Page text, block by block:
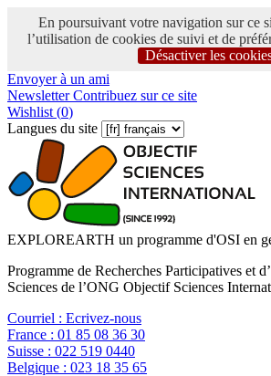
En poursuivant votre navigation sur ce
l’utilisation de cookies de suivi et de
Désactiver les
Envoyer à un ami
NewsletterContribuez sur ce site
Wishlist (0)
Langues du site
EXPLOREARTH un programme d'OSI en
Programme de Recherches Participatives et
Sciences de l’ONG Objectif Sciences
Courriel : Ecrivez-nous
France : 01 85 08 36 30
Suisse : 022 519 0440
Belgique : 023 18 35 65